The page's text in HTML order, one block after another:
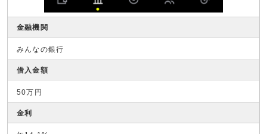
金融機関
みんなの銀行
借入金額
50万円
金利